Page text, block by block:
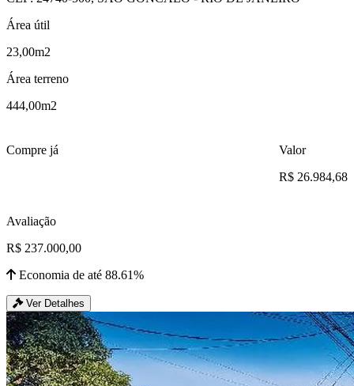
Área útil
23,00m2
Área terreno
444,00m2
Compre já
Valor
R$ 26.984,68
Avaliação
R$ 237.000,00
Economia de até 88.61%
Ver Detalhes